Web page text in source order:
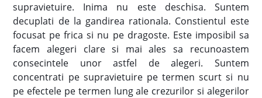
supravietuire. Inima nu este deschisa. Suntem
decuplati de la gandirea rationala. Constientul este
focusat pe frica si nu pe dragoste. Este imposibil sa
facem alegeri clare si mai ales sa recunoastem
consecintele unor astfel de alegeri. Suntem
concentrati pe supravietuire pe termen scurt si nu
pe efectele pe termen lung ale crezurilor si alegerilor